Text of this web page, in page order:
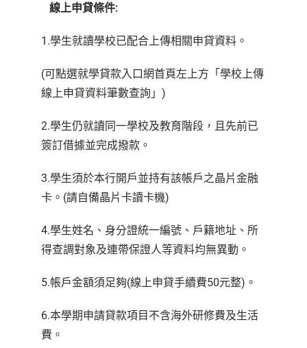
線上申貸條件:
1.學生就讀學校已配合上傳相關申貸資料。
(可點選就學貸款入口網首頁左上方「學校上傳
線上申貸資料筆數查詢」)
2.學生仍就讀同一學校及教育階段，且先前已
簽訂借據並完成撥款。
3.學生須於本行開戶並持有該帳戶之晶片金融
卡。(請自備晶片卡讀卡機)
4.學生姓名、身分證統一編號、戶籍地址、所
得查調對象及連帶保證人等資料均無異動。
5.帳戶金額須足夠(線上申貸手續費50元整)。
6.本學期申請貸款項目不含海外研修費及生活
費。